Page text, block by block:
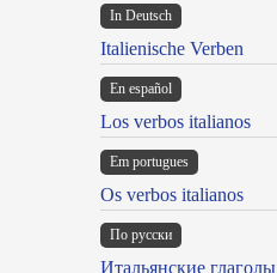
In Deutsch
Italienische Verben
En español
Los verbos italianos
Em portugues
Os verbos italianos
По русски
Итальянские глаголы